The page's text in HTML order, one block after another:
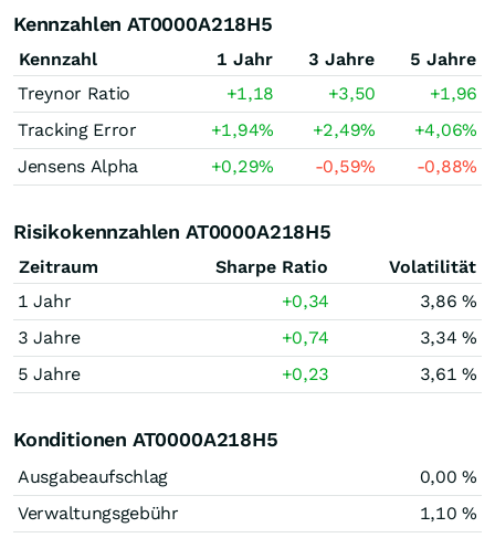
Kennzahlen AT0000A218H5
Kennzahl 1 Jahr 3 Jahre
5 Jahre
Treynor Ratio
+1,18 +3,50
+1,96
Tracking Error
+1,94% +2,49% +4,06%
Jensens Alpha
+0,29% -0,59% -0,88%
Risikokennzahlen AT0000A218H5
Zeitraum Sharpe Ratio
Volatilität
1 Jahr
+0,34
3,86 %
3 Jahre
+0,74
3,34 %
5 Jahre
+0,23 3,61 %
Konditionen AT0000A218H5
Ausgabeaufschlag
0,00 %
Verwaltungsgebühr
1,10 %